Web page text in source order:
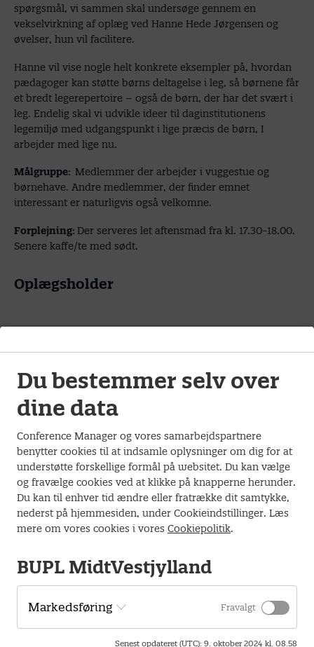
spørgsmål, vi sammen skal undersøge gennem en
vekselvirkning af oplæg ved Hanne Hede Jørgensen og
øvelser, hun vil facilitere.
Hanne vil vise nogle helt konkrete eksempler på, hvordan
pædagoger kan støtte børns deltagelse i leg, så børnene får
et bredt legerepertoire – også de børn, der har det svært i
leg. Endelig skal vi udvikle ideer til daginstitutionens
legemiljø med udgangspunkt i lige præcis de børn, I
arbejder med lige nu.
Målgruppe: Medlemmer der arbejder i vuggestue og
børnehave. Andre medlemmer, der finder emnet
interessant er naturligvis også velkomne.
Forplejning: Der serveres let aftensmad fra kl. 17.30-18.00.
Senere kaffe/te med sødt.
Oplægsholder
Hanne Hede Jørgensen er lektor og ph.d. ved
pædagoguddannelsen i Aarhus, VIA.
Hanne har undervist pædagogstuderende siden 2001 og
forsket i leg og trivsel, pædagogisk praksis og børns
instituationsliv sammen med pædagoger og børn. Hun har
Du bestemmer selv over
dine data
Conference Manager og vores samarbejdspartnere
benytter cookies til at indsamle oplysninger om dig for at
understøtte forskellige formål på websitet. Du kan vælge
og fravælge cookies ved at klikke på knapperne herunder.
Du kan til enhver tid ændre eller fratrække dit samtykke,
nederst på hjemmesiden, under Cookieindstillinger. Læs
mere om vores cookies i vores Cookiepolitik.
BUPL MidtVestjylland
Markedsføring Fravalgt
Senest opdateret (UTC): 9. oktober 2024 kl. 08.58